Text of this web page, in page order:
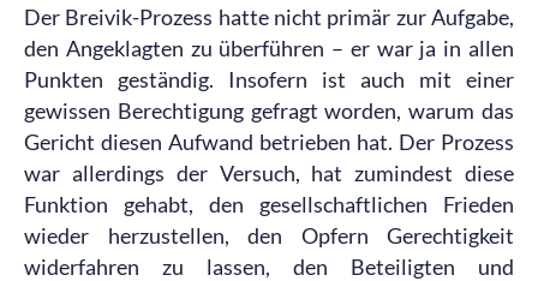
Der Breivik-Prozess hatte nicht primär zur Aufgabe,
den Angeklagten zu überführen – er war ja in allen
Punkten geständig. Insofern ist auch mit einer
gewissen Berechtigung gefragt worden, warum das
Gericht diesen Aufwand betrieben hat. Der Prozess
war allerdings der Versuch, hat zumindest diese
Funktion gehabt, den gesellschaftlichen Frieden
wieder herzustellen, den Opfern Gerechtigkeit
widerfahren zu lassen, den Beteiligten und